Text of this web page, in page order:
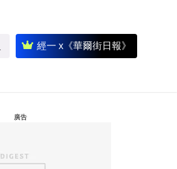
經一 x《華爾街日報》
廣告